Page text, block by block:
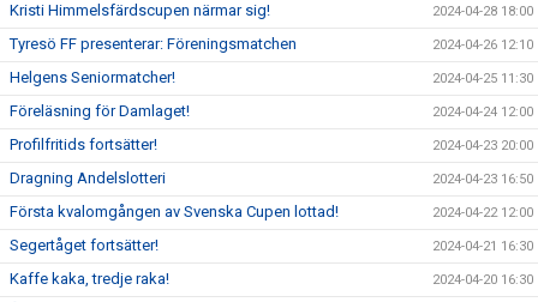
Kristi Himmelsfärdscupen närmar sig! 2024-04-28 18:00
Tyresö FF presenterar: Föreningsmatchen 2024-04-26 12:10
Helgens Seniormatcher! 2024-04-25 11:30
Föreläsning för Damlaget! 2024-04-24 12:00
Profilfritids fortsätter! 2024-04-23 20:00
Dragning Andelslotteri 2024-04-23 16:50
Första kvalomgången av Svenska Cupen lottad! 2024-04-22 12:00
Segertåget fortsätter! 2024-04-21 16:30
Kaffe kaka, tredje raka! 2024-04-20 16:30